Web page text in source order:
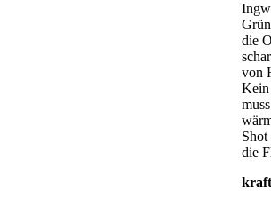
die
von
Kein
die